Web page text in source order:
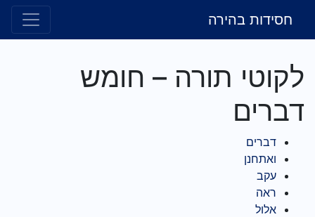
ניווט ראשי
חסידות בהירה
לקוטי תורה – חומש
דברים
דברים
ואתחנן
עקב
ראה
אלול